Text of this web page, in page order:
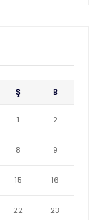
Ş B
1 2
8 9
15 16
22 23